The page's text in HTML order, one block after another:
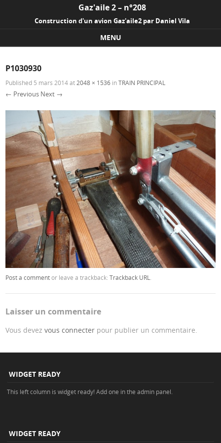
Gaz'aile 2 – n°208
Construction d'un avion Gaz'aile2 par Daniel Vila
MENU
P1030930
Published 5 mars 2014at 2048 × 1536 inTRAIN PRINCIPAL
← Previous Next →
Post a commentor leave a trackback:Trackback URL
Laisser un commentaire
Vous devezvous connecter pour publier un commentaire.
WIDGET READY
This left column is widget ready! Add one in the admin panel.
WIDGET READY